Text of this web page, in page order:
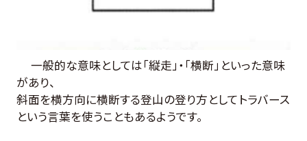
一般的な意味としては「縦走」・「横断」といった意味
があり、
斜面を横方向に横断する登山の登り方としてトラバース
という言葉を使うこともあるようです。